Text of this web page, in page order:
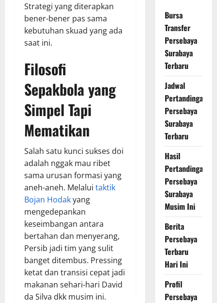
Strategi yang diterapkan
bener-bener pas sama
kebutuhan skuad yang ada
saat ini.
Filosofi
Sepakbola yang
Simpel Tapi
Mematikan
Salah satu kunci sukses doi
adalah nggak mau ribet
sama urusan formasi yang
aneh-aneh. Melalui taktik
Bojan Hodakyang
mengedepankan
keseimbangan antara
bertahan dan menyerang,
Persib jadi tim yang sulit
banget ditembus. Pressing
ketat dan transisi cepat jadi
makanan sehari-hari David
da Silva dkk musim ini.
Bursa
Transfer
Persebaya
Surabaya
Terbaru
Jadwal
Pertandingan
Persebaya
Surabaya
Terbaru
Hasil
Pertandingan
Persebaya
Surabaya
Musim Ini
Berita
Persebaya
Terbaru
Hari Ini
Profil
Persebaya